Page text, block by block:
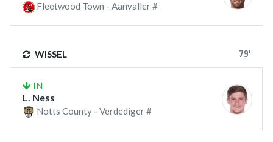
Fleetwood Town - Aanvaller #
WISSEL 79'
IN
L. Ness
Notts County - Verdediger #